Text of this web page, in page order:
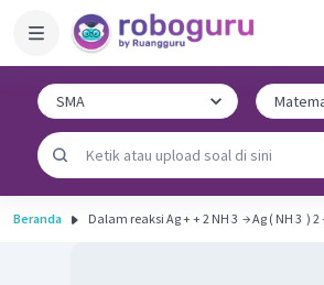
Beranda Dalam reaksi Ag + + 2 NH 3 ​ → Ag ( NH 3 ​ ) 2